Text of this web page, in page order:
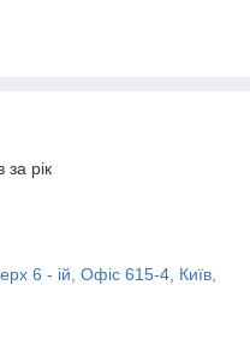
за рік
6 - ій, Офіс 615-4, Київ,